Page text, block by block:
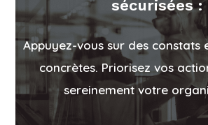
sécurisées :
Appuyez-vous sur des constats
concrètes. Priorisez vos
sereinement votre